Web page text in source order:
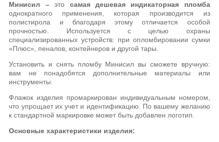
Минисил –это самая дешевая индикаторная пломба
однократного применения, которая производится из
полистирола и благодаря этому отличается особой
прочностью. Используется с целью охраны
специализированных устройств: при опломбировании сумки
«Плюс», пеналов, контейнеров и другой тары.
Установить и снять пломбу Минисил вы сможете вручную:
вам не понадобятся дополнительные материалы или
инструменты.
Флажок изделия промаркирован индивидуальным номером,
что упрощает их учет и идентификацию. По вашему желанию
к стандартной маркировке может быть добавлен логотип.
Основные характеристики изделия: